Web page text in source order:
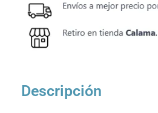
Descripción